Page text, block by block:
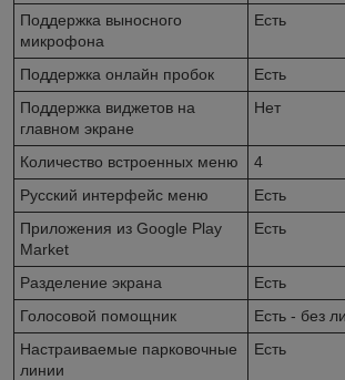
Поддержка выносного
микрофона
Есть
Поддержка онлайн пробок
Есть
Поддержка виджетов на
главном экране
Нет
Количество встроенных меню
4
Русский интерфейс меню
Есть
Приложения из Google Play
Market
Есть
Разделение экрана
Есть
Голосовой помощник
Есть - без
Настраиваемые парковочные
линии
Есть